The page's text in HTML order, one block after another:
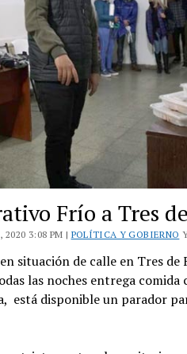
Frío a Tres
2020 3:08 PM | POLÍTICA Y GOBIERNO
situación de calle en Tres de
las noches entrega comida
está disponible un parador